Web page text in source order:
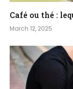
Café ou thé :
March 12, 2025